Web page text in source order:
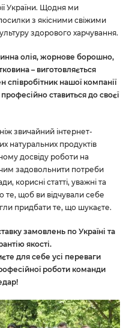
України. Щодня ми
з якісними свіжими
здорового харчування.
олія, жорнове борошно,
– виготовляється
нашої компанії
ставиться до своєї
звичайний інтернет-
натуральних продуктів
досвіду роботи на
задовольнити потреби
корисні статті, уважні та
те, щоб ви відчували себе
придбати те, що шукаєте.
замовлень по Україні та
якості.
для себе усі переваги
роботи команди